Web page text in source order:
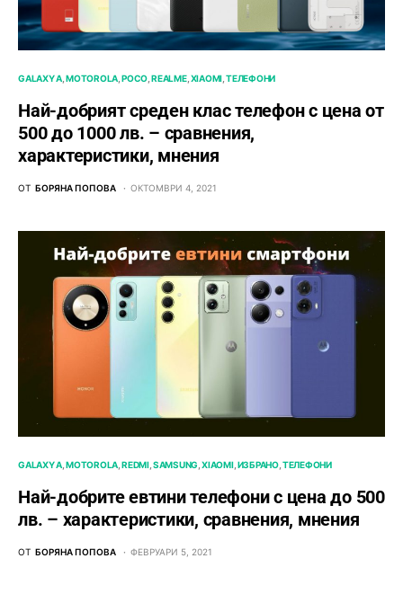
GALAXY A MOTOROLA POCO REALME XIAOMI ТЕЛЕФОНИ
Най-добрият среден клас телефон с цена от
500 до 1000 лв. – сравнения,
характеристики, мнения
ОТ БОРЯНА ПОПОВА ОКТОМВРИ 4, 2021
GALAXY A MOTOROLA REDMI SAMSUNG XIAOMI ИЗБРАНО ТЕЛЕФОНИ
Най-добрите евтини телефони с ценa до 500
лв. – характeристики, сравнения, мнения
ОТ БОРЯНА ПОПОВА ФЕВРУАРИ 5, 2021